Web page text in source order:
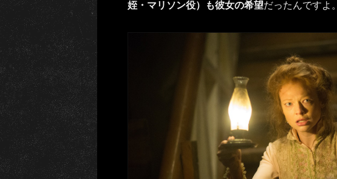
姪・マリソン役）も彼女の希望だったんですよ。